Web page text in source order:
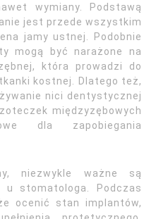
wymiany. Podstawą
jest przede wszystkim
jamy ustnej. Podobnie
mogą być narażone na
która prowadzi do
kostnej. Dlatego też,
nici dentystycznej
międzyzębowych
dla zapobiegania
niezwykle ważne są
u stomatologa. Podczas
ocenić stan implantów,